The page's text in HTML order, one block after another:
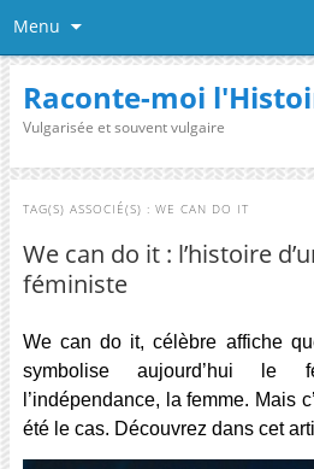
Menu
Raconte-moi
Vulgarisée et souvent vulgaire
TAG(S) ASSOCIÉ(S) : WE CAN DO IT
We can do it : l’histoire
féministe
We can do it, célèbre affiche
symbolise aujourd’hui le
l’indépendance, la femme. Mais
été le cas. Découvrez dans cet